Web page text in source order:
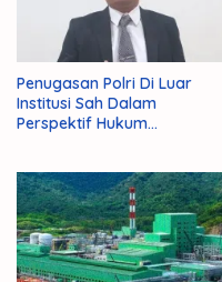
Penugasan Polri Di Luar
Institusi Sah Dalam
Perspektif Hukum